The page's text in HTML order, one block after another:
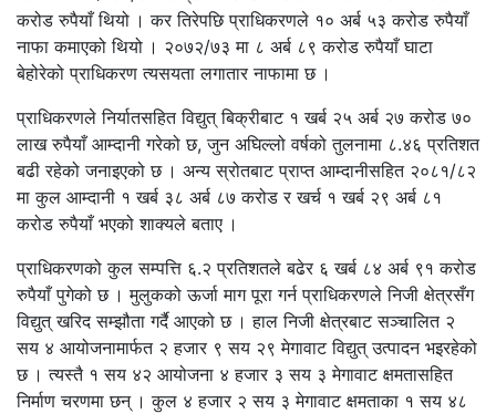
करोड रुपैयाँ थियो । कर तिरेपछि प्राधिकरणले १० अर्ब ५३ करोड रुपैयाँ
नाफा कमाएको थियो । २०७२/७३ मा ८ अर्ब ८९ करोड रुपैयाँ घाटा
बेहोरेको प्राधिकरण त्यसयता लगातार नाफामा छ ।
प्राधिकरणले निर्यातसहित विद्युत् बिक्रीबाट १ खर्ब २५ अर्ब २७ करोड ७०
लाख रुपैयाँ आम्दानी गरेको छ, जुन अघिल्लो वर्षको तुलनामा ८.४६ प्रतिशत
बढी रहेको जनाइएको छ । अन्य स्रोतबाट प्राप्त आम्दानीसहित २०८१/८२
मा कुल आम्दानी १ खर्ब ३८ अर्ब ८७ करोड र खर्च १ खर्ब २९ अर्ब ८१
करोड रुपैयाँ भएको शाक्यले बताए ।
प्राधिकरणको कुल सम्पत्ति ६.२ प्रतिशतले बढेर ६ खर्ब ८४ अर्ब ९१ करोड
रुपैयाँ पुगेको छ । मुलुकको ऊर्जा माग पूरा गर्न प्राधिकरणले निजी क्षेत्रसँग
विद्युत् खरिद सम्झौता गर्दै आएको छ । हाल निजी क्षेत्रबाट सञ्चालित २
सय ४ आयोजनामार्फत २ हजार ९ सय २९ मेगावाट विद्युत् उत्पादन भइरहेको
छ । त्यस्तै १ सय ४२ आयोजना ४ हजार ३ सय ३ मेगावाट क्षमतासहित
निर्माण चरणमा छन् । कुल ४ हजार २ सय ३ मेगावाट क्षमताका १ सय ४८